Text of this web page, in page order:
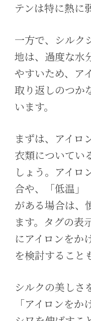
テンは特に熱に
一方で、シルク
地は、過度な水
やすいため、ア
取り返しのつか
います。
まずは、アイロ
衣類についてい
しょう。アイロ
合や、「低温」
がある場合は、
ます。タグの表
にアイロンをか
を検討すること
シルクの美しさ
「アイロンを